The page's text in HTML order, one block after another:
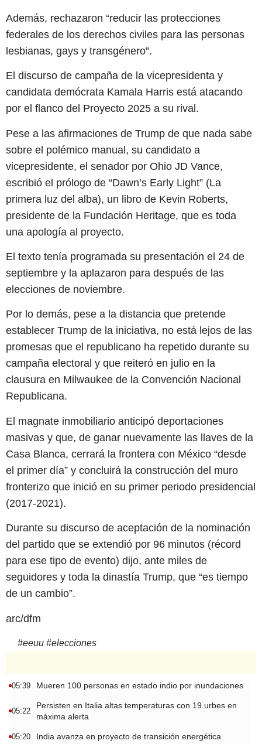
Además, rechazaron “reducir las protecciones
federales de los derechos civiles para las personas
lesbianas, gays y transgénero”.
El discurso de campaña de la vicepresidenta y
candidata demócrata Kamala Harris está atacando
por el flanco del Proyecto 2025 a su rival.
Pese a las afirmaciones de Trump de que nada sabe
sobre el polémico manual, su candidato a
vicepresidente, el senador por Ohio JD Vance,
escribió el prólogo de “Dawn’s Early Light” (La
primera luz del alba), un libro de Kevin Roberts,
presidente de la Fundación Heritage, que es toda
una apología al proyecto.
El texto tenía programada su presentación el 24 de
septiembre y la aplazaron para después de las
elecciones de noviembre.
Por lo demás, pese a la distancia que pretende
establecer Trump de la iniciativa, no está lejos de las
promesas que el republicano ha repetido durante su
campaña electoral y que reiteró en julio en la
clausura en Milwaukee de la Convención Nacional
Republicana.
El magnate inmobiliario anticipó deportaciones
masivas y que, de ganar nuevamente las llaves de la
Casa Blanca, cerrará la frontera con México “desde
el primer día” y concluirá la construcción del muro
fronterizo que inició en su primer periodo presidencial
(2017-2021).
Durante su discurso de aceptación de la nominación
del partido que se extendió por 96 minutos (récord
para ese tipo de evento) dijo, ante miles de
seguidores y toda la dinastía Trump, que “es tiempo
de un cambio”.
arc/dfm
#eeuu #elecciones
05:39 Mueren 100 personas en estado indio por inundaciones
05:22
Persisten en Italia altas temperaturas con 19 urbes en
máxima alerta
05:20 India avanza en proyecto de transición energética